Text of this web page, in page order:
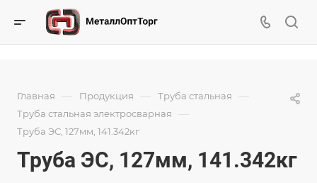
Главная — Продукция — Труба стальная —
Труба стальная электросварная —
Труба ЭС, 127мм, 141.342кг
Труба ЭС, 127мм, 141.342кг